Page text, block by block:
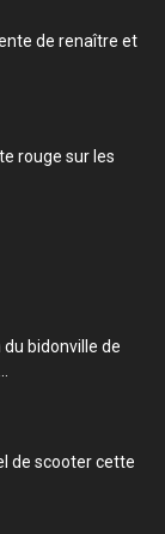
de renaître et
rouge sur les
bidonville de
de scooter cette